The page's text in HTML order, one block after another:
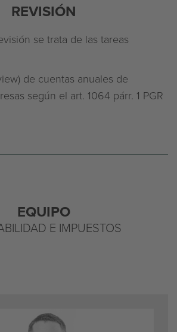
REVISIÓN
se trata de las tareas
de cuentas anuales de
según el art. 1064 párr. 1 PGR
EQUIPO
E IMPUESTOS